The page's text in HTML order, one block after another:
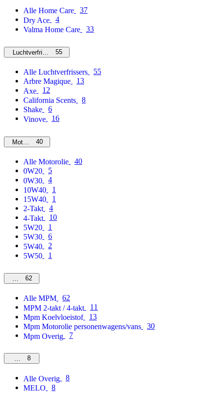
Alle Home Care
37
Dry Ace
4
Valma Home Care
33
Luchtverfrissers55
Alle Luchtverfrissers
55
Arbre Magique
13
Axe
12
California Scents
8
Shake
6
Vinove
16
Motorolie40
Alle Motorolie
40
0W20
5
0W30
4
10W40
1
15W40
1
2-Takt
4
4-Takt
10
5W20
1
5W30
6
5W40
2
5W50
1
MPM62
Alle MPM
62
MPM 2-takt / 4-takt
11
Mpm Koelvloeistof
13
Mpm Motorolie personenwagens/vans
30
Mpm Overig
7
Overig
8
Alle Overig
8
MELO
8